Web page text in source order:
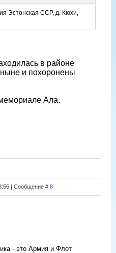
Эстонская ССР, д. Кюхи,
в районе
и похоронены
Ала.
| Сообщение # 8
- это Армия и Флот